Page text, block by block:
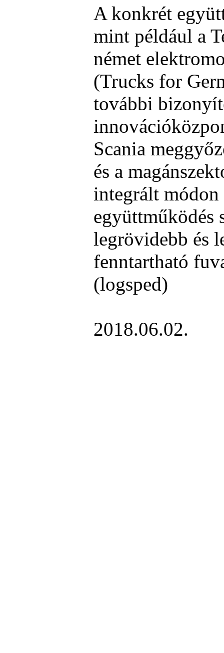
A konkrét
mint például a
német
(Trucks for
további
Scania
és a
integrált
együttműködés
legrövidebb és
fenntartható
(logsped)
2018.06.02.